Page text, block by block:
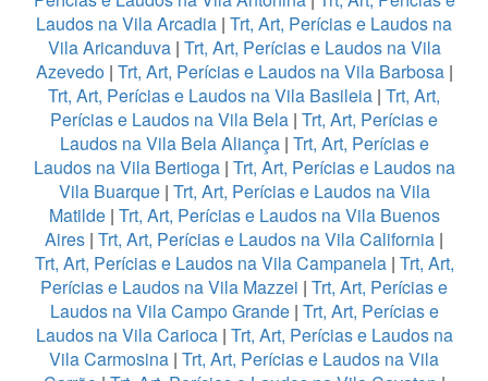
Laudos na Vila Arcadia | Trt, Art, Perícias e Laudos na
Vila Aricanduva| Trt, Art, Perícias e Laudos na Vila
Azevedo| Trt, Art, Perícias e Laudos na Vila Barbosa|
Trt, Art, Perícias e Laudos na Vila Basileia | Trt, Art,
Perícias e Laudos na Vila Bela | Trt, Art, Perícias e
Laudos na Vila Bela Aliança| Trt, Art, Perícias e
Laudos na Vila Bertioga| Trt, Art, Perícias e Laudos na
Vila Buarque| Trt, Art, Perícias e Laudos na Vila
Matilde| Trt, Art, Perícias e Laudos na Vila Buenos
Aires | Trt, Art, Perícias e Laudos na Vila California |
Trt, Art, Perícias e Laudos na Vila Campanela| Trt, Art,
Perícias e Laudos na Vila Mazzei | Trt, Art, Perícias e
Laudos na Vila Campo Grande| Trt, Art, Perícias e
Laudos na Vila Carioca| Trt, Art, Perícias e Laudos na
Vila Carmosina | Trt, Art, Perícias e Laudos na Vila